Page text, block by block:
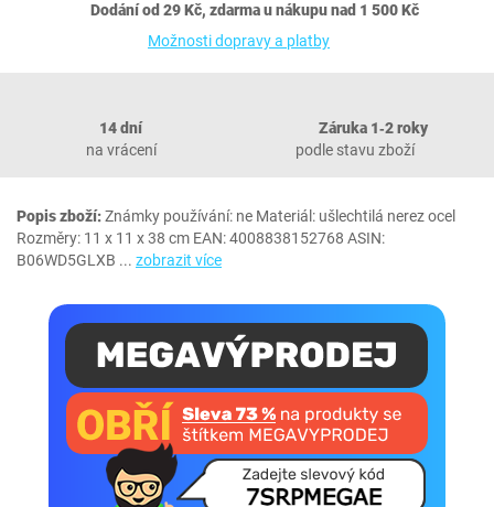
Dodání od 29 Kč, zdarma u nákupu nad 1 500 Kč
Možnosti dopravy a platby
14 dní
na vrácení
Záruka 1‐2 roky
podle stavu zboží
Popis zboží:Známky používání: ne Materiál: ušlechtilá nerez ocel
Rozměry: 11 x 11 x 38 cm EAN: 4008838152768 ASIN:
B06WD5GLXB ... zobrazit více